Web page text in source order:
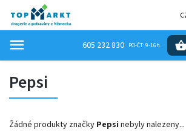
605 232 830
Pepsi
Žádné produkty značky Pepsi nebyly nalezeny...